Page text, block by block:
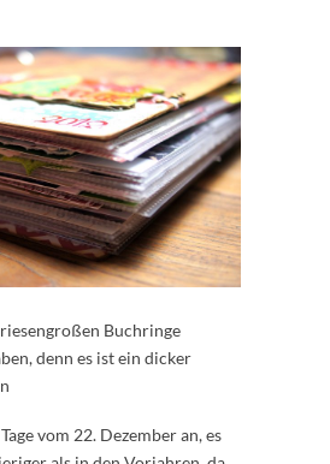
Buchringe
denn es ist ein dicker
vom 22. Dezember an, es